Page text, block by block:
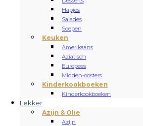
Hapjes
Salades
Soepen
Keuken
Amerikaans
Aziatisch
Europees
Midden-oosters
Kinderkookboeken
Kinderkookboeken
Lekker
Azijn & Olie
Azijn